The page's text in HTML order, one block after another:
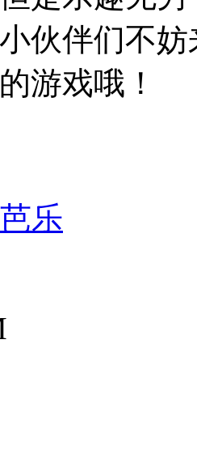
伙伴们不
游戏哦！
乐